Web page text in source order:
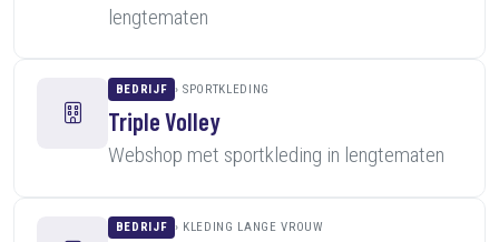
lengtematen
BEDRIJF SPORTKLEDING
Triple Volley
Webshop met sportkleding in lengtematen
BEDRIJF KLEDING LANGE VROUW